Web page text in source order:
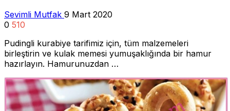
Sevimli Mutfak 9 Mart 2020
0 510
Pudingli kurabiye tarifimiz için, tüm malzemeleri
birleştirin ve kulak memesi yumuşaklığında bir hamur
hazırlayın. Hamurunuzdan …